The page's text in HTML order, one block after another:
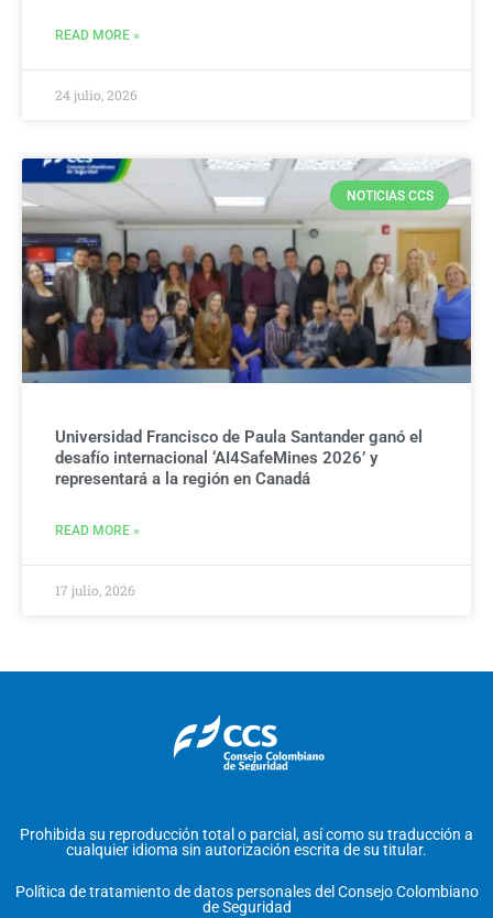
READ MORE »
24 julio, 2026
NOTICIAS CCS
Universidad Francisco de Paula Santander ganó el
desafío internacional ‘AI4SafeMines 2026’ y
representará a la región en Canadá
READ MORE »
17 julio, 2026
Prohibida su reproducción total o parcial, así como su traducción a
cualquier idioma sin autorización escrita de su titular.
Política de tratamiento de datos personales del Consejo Colombiano
de Seguridad